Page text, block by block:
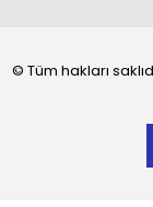
© Tüm hakları